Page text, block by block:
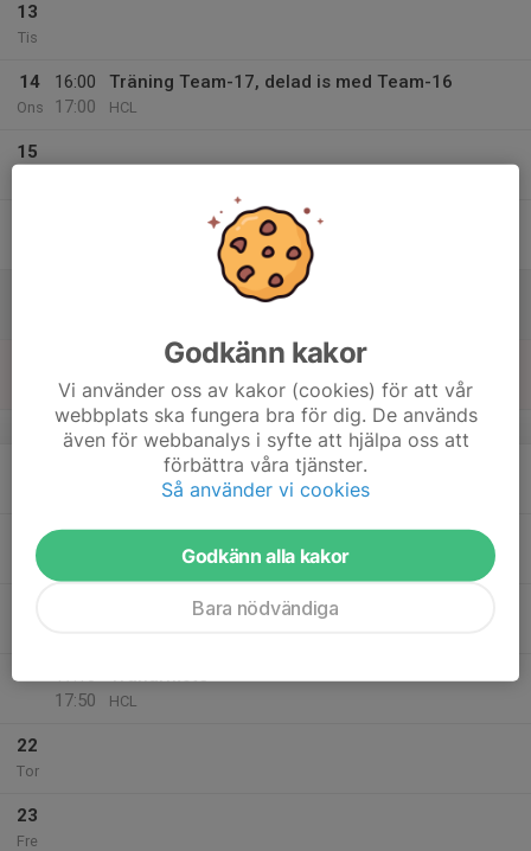
13
Tis
14
Ons
16:00
17:00
Träning Team-17, delad is med Team-16
HCL
15
18:00
Innebandyträning - Åppelviksskolan
Åppelviksskolan
v.21
Tis
Träning Team-17, delad is med Team-16
17:10
17:50
Tränarmöte
HCL
22
Tor
23
Fre
Godkänn kakor
Vi använder oss av kakor (cookies) för att vår
webbplats ska fungera bra för dig. De används
även för webbanalys i syfte att hjälpa oss att
förbättra våra tjänster.
Så använder vi cookies
Godkänn alla kakor
Bara nödvändiga